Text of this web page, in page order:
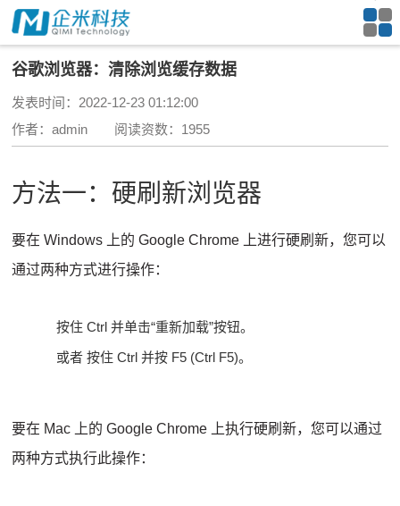
谷歌浏览器：清除浏览缓存数据
发表时间：2022-12-23 01:12:00
作者：admin 阅读资数：1955
方法一：硬刷新浏览器
要在 Windows 上的 Google Chrome 上进行硬刷新，您可以
通过两种方式进行操作：
按住 Ctrl 并单击“重新加载”按钮。
或者 按住 Ctrl 并按 F5 (Ctrl F5)。
要在 Mac 上的 Google Chrome 上执行硬刷新，您可以通过
两种方式执行此操作：